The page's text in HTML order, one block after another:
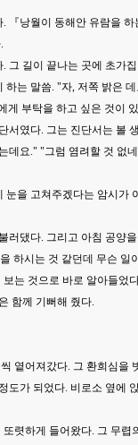
『낭월이 동해안 유람을
길이 끝나는 곳에 초가
는 말씀. "자, 저쪽 밝은
부탁을 하고 싶은 것이
였다. 그는 진단서는 볼
요." "그럼 염려할 것 없
을 고쳐주겠다는 암시가
댔다. 그리고 아침 공양
하시는 것 같던데 무슨 일
는 것으로 바로 알아들었
함께 기뻐해 줬다.
옅어져갔다. 그 환희심
도가 되었다. 비로소 옆에
렷하게 들어왔다. 그 무